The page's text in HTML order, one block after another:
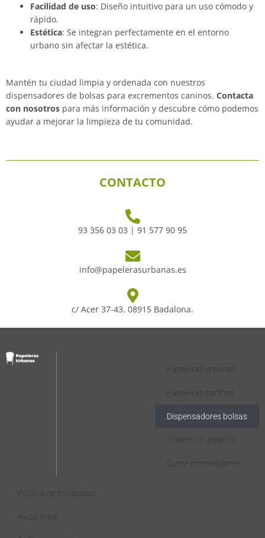
Facilidad de uso: Diseño intuitivo para un uso cómodo y
rápido.
Estética: Se integran perfectamente en el entorno
urbano sin afectar la estética.
Mantén tu ciudad limpia y ordenada con nuestros
dispensadores de bolsas para excrementos caninos. Contacta
con nosotros para más información y descubre cómo podemos
ayudar a mejorar la limpieza de tu comunidad.
CONTACTO
93 356 03 03 | 91 577 90 95
info@papelerasurbanas.es
c/ Acer 37-43. 08915 Badalona.
Papeleras urbanas
Papeleras caninas
Dispensadores bolsas
Ceniceros urbanos
Cubre contenedores
Política de privacidad
Aviso legal